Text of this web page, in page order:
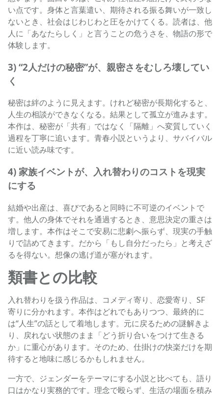
い点です。身体と言葉遣い、期待される振る舞いが一致し
ないとき、社会はじわじわと圧をかけてくる。読者は、他
人に「あなたらしく」と言うことの危うさを、物語の形で
体験します。
3) “2人だけの秘密”が、親密さをむしろ壊してい
く
秘密は絆のように見えます。けれど秘密が長期化すると、
人生の相談ができなくなる。結果として孤立が進みます。
本作は、秘密が「共有」ではなく「隔離」へ変質していく
過程を丁寧に追います。青春小説というより、サバイバル
に近い読み味です。
4) 家族イベントが、入れ替わりのコストを現実
にする
結婚や出産は、喜びであると同時に不可逆のイベントで
す。他人の身体でそれを通過するとき、意思決定の重さは
増します。本作はそこで安易に悲劇へ振らず、現実の手触
りで詰めてきます。だから「もし自分だったら」と考えざ
るを得ない。想像の逃げ道が塞がれます。
類書との比較
入れ替わりを扱う作品は、コメディ寄り、恋愛寄り、SF
寄りに分かれます。本作はどれでもありつつ、最終的に
は“人生”の話として着地します。元に戻るための謎解きよ
り、戻れない状態のまま「どう折り合いをつけて生きる
か」に重心があります。そのため、仕掛けの快楽だけを期
待すると地味に感じるかもしれません。
一方で、ジェンダーをテーマにする小説と比べても、語り
口はかなり実務的です。理念で殴らず、生活の場面を積み